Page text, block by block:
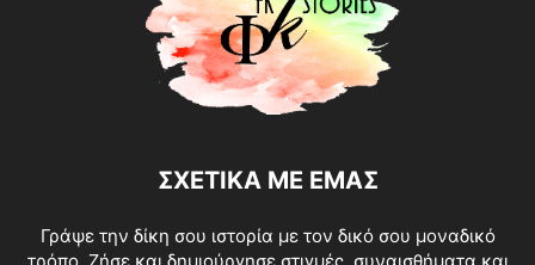
ΣΧΕΤΙΚΑ ΜΕ ΕΜΑΣ
Γράψε την δίκη σου ιστορία με τον δικό σου μοναδικό